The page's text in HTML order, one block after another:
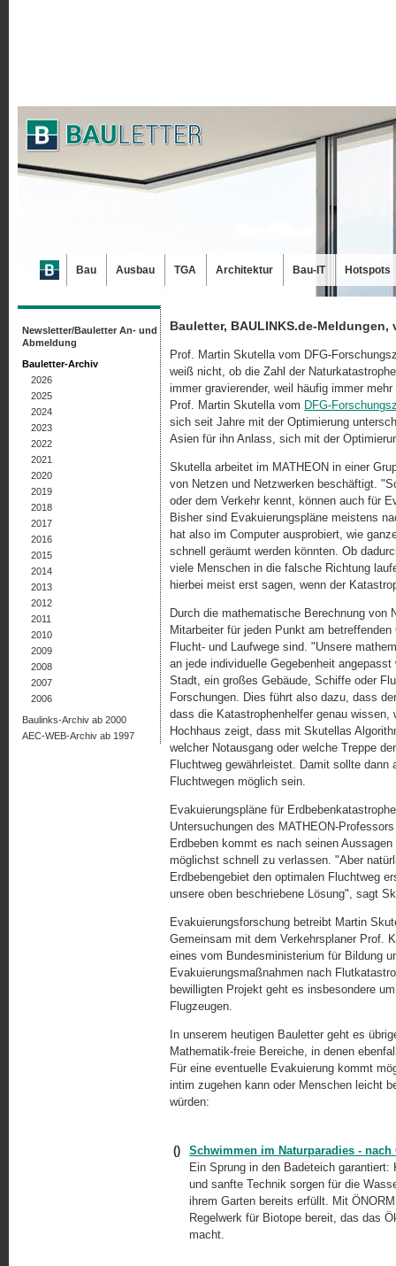
Bauletter, BAULINKS.de-Meldungen,
Prof. Martin Skutella vom DFG-
weiß nicht, ob die Zahl der
immer gravierender, weil häufig immer
Prof. Martin Skutella vom DFG-
sich seit Jahre mit der Optimierung
Asien für ihn Anlass, sich mit der
Skutella arbeitet im MATHEON in einer
von Netzen und Netzwerken beschäftigt.
oder dem Verkehr kennt, können auch für
Bisher sind Evakuierungspläne meistens
hat also im Computer ausprobiert, wie
schnell geräumt werden könnten. Ob
viele Menschen in die falsche Richtung
hierbei meist erst sagen, wenn der
Durch die mathematische Berechnung von
Mitarbeiter für jeden Punkt am
Flucht- und Laufwege sind. "Unsere
an jede individuelle Gegebenheit
Stadt, ein großes Gebäude, Schiffe oder
Forschungen. Dies führt also dazu, dass
dass die Katastrophenhelfer genau
Hochhaus zeigt, dass mit Skutellas
welcher Notausgang oder welche Treppe
Fluchtweg gewährleistet. Damit sollte
Fluchtwegen möglich sein.
Evakuierungspläne für
Untersuchungen des MATHEON-
Erdbeben kommt es nach seinen
möglichst schnell zu verlassen. "Aber
Erdbebengebiet den optimalen Fluchtweg
unsere oben beschriebene Lösung", sagt
Evakuierungsforschung betreibt Martin
Gemeinsam mit dem Verkehrsplaner Prof.
eines vom Bundesministerium für Bildung
Evakuierungsmaßnahmen nach
bewilligten Projekt geht es insbesondere
Flugzeugen.
In unserem heutigen Bauletter geht es
Mathematik-freie Bereiche, in denen
Für eine eventuelle Evakuierung kommt
intim zugehen kann oder Menschen leicht
würden:
()
Schwimmen im Naturparadies - nach
Ein Sprung in den Badeteich
und sanfte Technik sorgen für die
ihrem Garten bereits erfüllt. Mit
Regelwerk für Biotope bereit, das das
macht.
Newsletter/Bauletter An- und
Abmeldung
Bauletter-Archiv
2026
2025
2024
2023
2022
2021
2020
2019
2018
2017
2016
2015
2014
2013
2012
2011
2010
2009
2008
2007
2006
Baulinks-Archiv ab 2000
AEC-WEB-Archiv ab 1997
Bau Ausbau TGA Architektur Bau-IT Hotspots